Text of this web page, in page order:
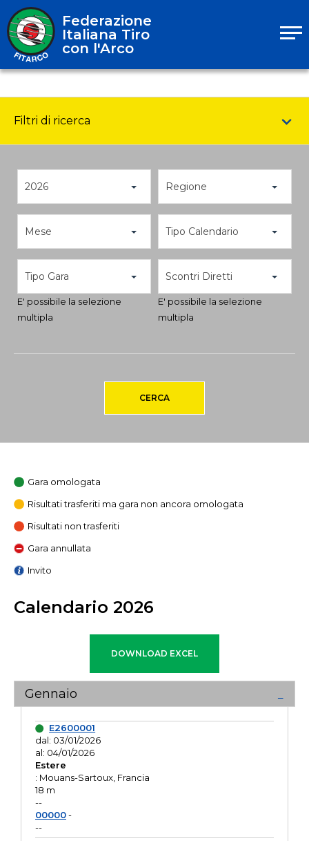
Federazione
Italiana Tiro
con l'Arco
Filtri di ricerca
2026 Regione
Mese Tipo Calendario
Tipo Gara
E' possibile la selezione
multipla
Scontri Diretti
E' possibile la selezione
multipla
CERCA
Gara omologata
Risultati trasferiti ma gara non ancora omologata
Risultati non trasferiti
Gara annullata
Invito
Calendario 2026
Gennaio
E2600001
dal: 03/01/2026
al: 04/01/2026
Estere
: Mouans-Sartoux, Francia
18 m
--
00000-
--